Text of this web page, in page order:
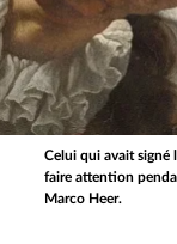
Celui qui avait signé
faire attention
Marco Heer.